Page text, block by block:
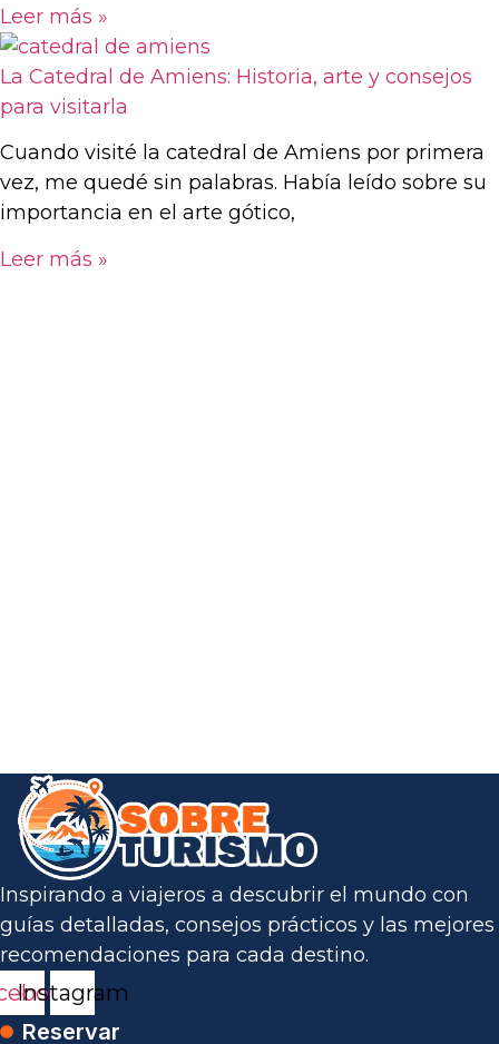
Leer más »
La Catedral de Amiens: Historia, arte y consejos
para visitarla
Cuando visité la catedral de Amiens por primera
vez, me quedé sin palabras. Había leído sobre su
importancia en el arte gótico,
Leer más »
Inspirando a viajeros a descubrir el mundo con
guías detalladas, consejos prácticos y las mejores
recomendaciones para cada destino.
Instagram
Reservar